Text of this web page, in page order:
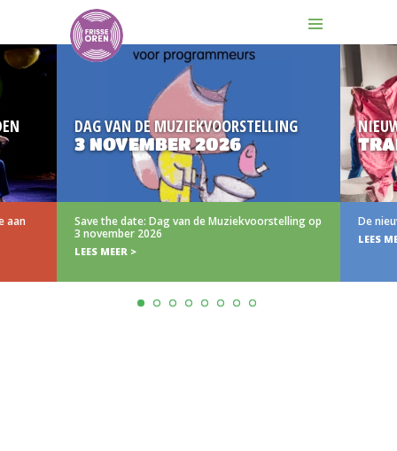
DAG VAN DE MUZIEKVOORSTELLING
3 NOVEMBER 2026
Save the date: Dag van de Muziekvoorstelling op
3 november 2026
LEES MEER >
NIEUW
De
LEES